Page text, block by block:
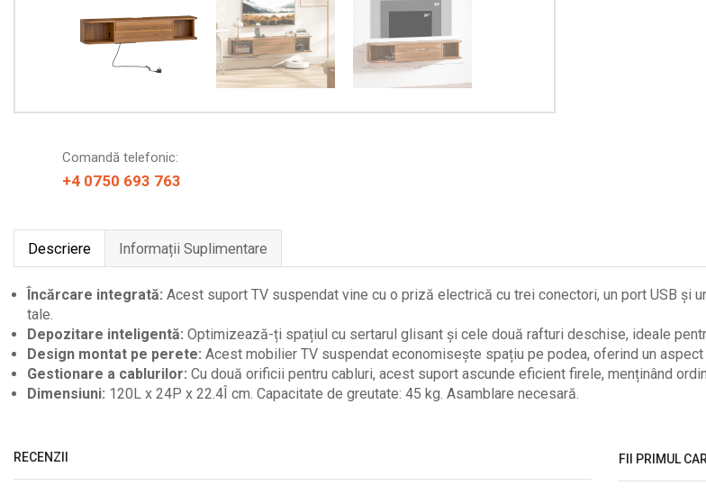
Comandă telefonic:
+4 0750 693 763
Descriere Informații Suplimentare
Încărcare integrată: Acest suport TV suspendat vine cu o priză electrică cu trei conectori, un port USB
tale.
Depozitare inteligentă: Optimizează-ți spațiul cu sertarul glisant și cele două rafturi deschise, ideale
Design montat pe perete: Acest mobilier TV suspendat economisește spațiu pe podea, oferind un aspect
Gestionare a cablurilor: Cu două orificii pentru cabluri, acest suport ascunde eficient firele, menținând
Dimensiuni: 120L x 24P x 22.4Î cm. Capacitate de greutate: 45 kg. Asamblare necesară.
RECENZII FII PRIMUL